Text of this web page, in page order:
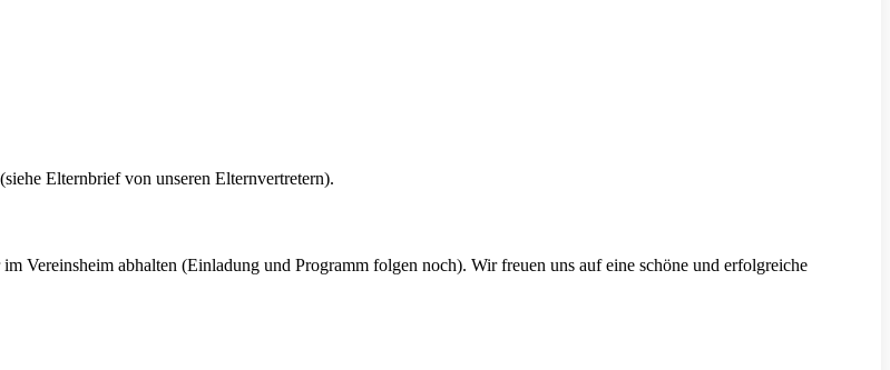
Elternbrief von unseren Elternvertretern).
Vereinsheim abhalten (Einladung und Programm folgen noch). Wir freuen uns auf eine schöne und erfolgreiche